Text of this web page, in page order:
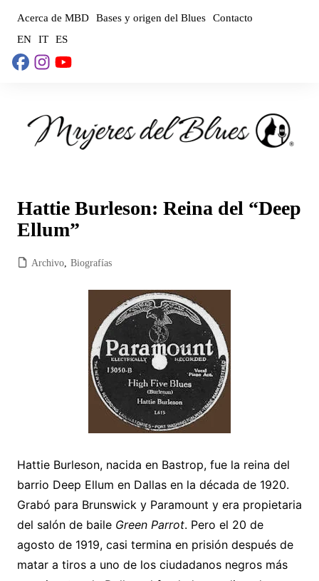
contenido
Acerca de MBD Bases y origen del Blues
Contacto
EN
IT ES
Hattie Burleson: Reina del “Deep
Ellum”
Archivo, Biografías
Hattie Burleson, nacida en Bastrop, fue la reina del
barrio Deep Ellum en Dallas en la década de 1920.
Grabó para Brunswick y Paramount y era propietaria
del salón de baile Green Parrot. Pero el 20 de
agosto de 1919, casi termina en prisión después de
matar a tiros a uno de los ciudadanos negros más